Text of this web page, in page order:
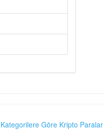
Kategorilere Göre Kripto Paralar